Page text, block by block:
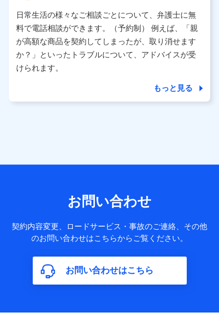
データ憲章」に定める行動原則を順守します 。
※ パーソナルデータダッシュボードの「第三者提供の管
理」の設定状態にかかわらず、共同利用する場合がありま
※ dポイントクラブ会員ではないお客さま（2019年12月11
日以降、一度もdポイントクラブ会員であったことがないお
個人データは、こちら の利用目的の範囲内に限って共同利
用します。
サービス提供等を通じて取得した、以下の情報などの個人デ
基本情報
氏名、電話番号、メールアドレス、お客さまの識別子、
属性、連絡先、dポイントサービスのご利用に関する情
構成、住所、dポイント残高、dポイント利用履歴などが
含まれます。
利用情報
日常生活の様々なご相談ごとについて、弁護士に無
料で電話相談ができます。（予約制） 例えば、「親
が高額な商品を契約してしまったが、取り消せます
か？」といったトラブルについて、アドバイスが受
けられます。
もっと見る
お問い合わせ
契約内容変更、ロードサービス・事故のご連絡、その他
のお問い合わせはこちらからご覧ください。
お問い合わせはこちら